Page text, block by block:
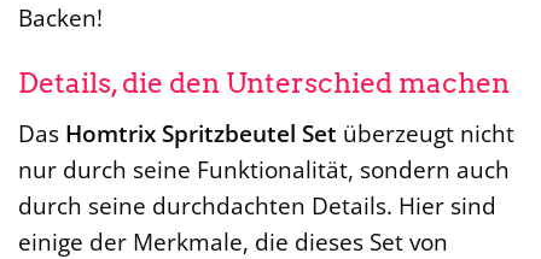
Backen!
Details, die den Unterschied machen
Das Homtrix Spritzbeutel Set überzeugt nicht
nur durch seine Funktionalität, sondern auch
durch seine durchdachten Details. Hier sind
einige der Merkmale, die dieses Set von